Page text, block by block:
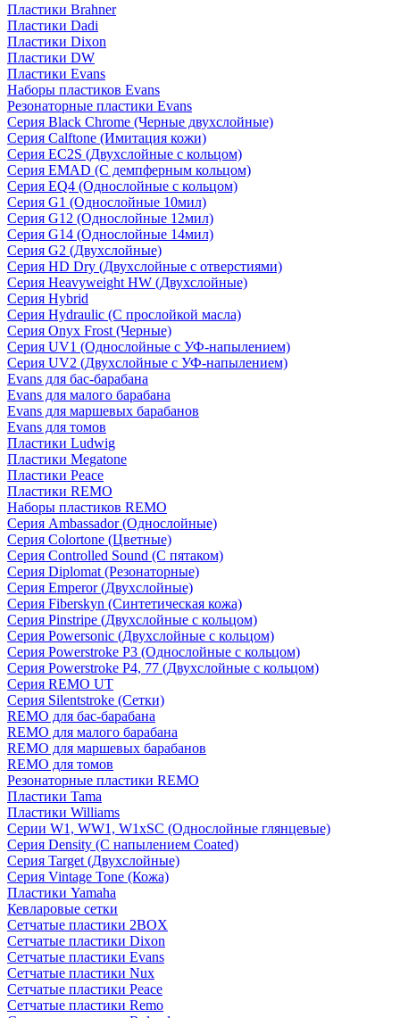
Пластики Brahner
Пластики Dadi
Пластики Dixon
Пластики DW
Пластики Evans
Наборы пластиков Evans
Резонаторные пластики Evans
Серия Black Chrome (Черные двухслойные)
Серия Calftone (Имитация кожи)
Серия EC2S (Двухслойные с кольцом)
Серия EMAD (С демпферным кольцом)
Серия EQ4 (Однослойные с кольцом)
Серия G1 (Однослойные 10мил)
Серия G12 (Однослойные 12мил)
Серия G14 (Однослойные 14мил)
Серия G2 (Двухслойные)
Серия HD Dry (Двухслойные с отверстиями)
Серия Heavyweight HW (Двухслойные)
Серия Hybrid
Серия Hydraulic (С прослойкой масла)
Серия Onyx Frost (Черные)
Серия UV1 (Однослойные с УФ-напылением)
Серия UV2 (Двухслойные с УФ-напылением)
Evans для бас-барабана
Evans для малого барабана
Evans для маршевых барабанов
Evans для томов
Пластики Ludwig
Пластики Megatone
Пластики Peace
Пластики REMO
Наборы пластиков REMO
Серия Ambassador (Однослойные)
Серия Colortone (Цветные)
Серия Controlled Sound (С пятаком)
Серия Diplomat (Резонаторные)
Серия Emperor (Двухслойные)
Серия Fiberskyn (Синтетическая кожа)
Серия Pinstripe (Двухслойные с кольцом)
Серия Powersonic (Двухслойные с кольцом)
Серия Powerstroke P3 (Однослойные с кольцом)
Серия Powerstroke P4, 77 (Двухслойные с кольцом)
Серия REMO UT
Серия Silentstroke (Сетки)
REMO для бас-барабана
REMO для малого барабана
REMO для маршевых барабанов
REMO для томов
Резонаторные пластики REMO
Пластики Tama
Пластики Williams
Серии W1, WW1, W1xSC (Однослойные глянцевые)
Серия Density (C напылением Coated)
Серия Target (Двухслойные)
Серия Vintage Tone (Кожа)
Пластики Yamaha
Кевларовые сетки
Сетчатые пластики 2BOX
Сетчатые пластики Dixon
Сетчатые пластики Evans
Сетчатые пластики Nux
Сетчатые пластики Peace
Сетчатые пластики Remo